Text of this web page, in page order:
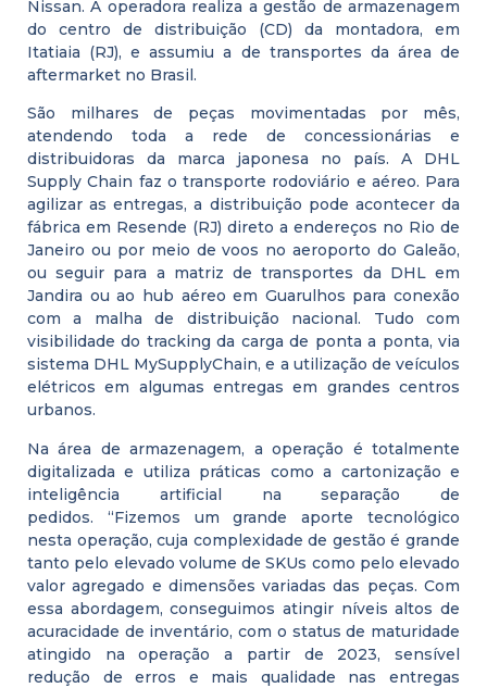
Nissan. A operadora realiza a gestão de armazenagem
do centro de distribuição (CD) da montadora, em
Itatiaia (RJ), e assumiu a de transportes da área de
aftermarket no Brasil.
São milhares de peças movimentadas por mês,
atendendo toda a rede de concessionárias e
distribuidoras da marca japonesa no país. A DHL
Supply Chain faz o transporte rodoviário e aéreo. Para
agilizar as entregas, a distribuição pode acontecer da
fábrica em Resende (RJ) direto a endereços no Rio de
Janeiro ou por meio de voos no aeroporto do Galeão,
ou seguir para a matriz de transportes da DHL em
Jandira ou ao hub aéreo em Guarulhos para conexão
com a malha de distribuição nacional. Tudo com
visibilidade do tracking da carga de ponta a ponta, via
sistema DHL MySupplyChain, e a utilização de veículos
elétricos em algumas entregas em grandes centros
urbanos.
Na área de armazenagem, a operação é totalmente
digitalizada e utiliza práticas como a cartonização e
inteligência artificial na separação de
pedidos. “Fizemos um grande aporte tecnológico
nesta operação, cuja complexidade de gestão é grande
tanto pelo elevado volume de SKUs como pelo elevado
valor agregado e dimensões variadas das peças. Com
essa abordagem, conseguimos atingir níveis altos de
acuracidade de inventário, com o status de maturidade
atingido na operação a partir de 2023, sensível
redução de erros e mais qualidade nas entregas